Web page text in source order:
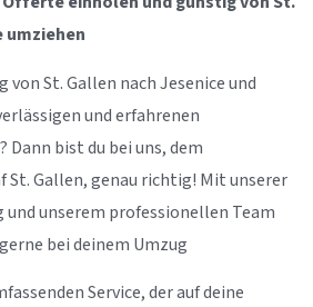
umziehen
von St. Gallen nach Jesenice und
und erfahrenen
bist du bei uns, dem
St. Gallen, genau richtig! Mit unserer
unserem professionellen Team
bei deinem Umzug
Service, der auf deine